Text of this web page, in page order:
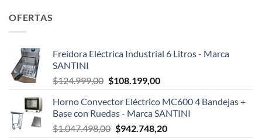
OFERTAS
Freidora Eléctrica Industrial 6 Litros - Marca
SANTINI
$124.999,00 El
original
era:
$124.999,00.
$108.199,00El
actual
es:
$108.199,00.
Horno Convector Eléctrico MC600 4 Bandejas +
Base con Ruedas - Marca SANTINI
$1.047.498,00 El
$942.748,20El